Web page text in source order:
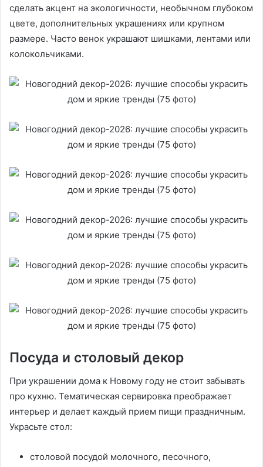
сделать акцент на экологичности, необычном глубоком
цвете, дополнительных украшениях или крупном
размере. Часто венок украшают шишками, лентами или
колокольчиками.
Посуда и столовый декор
При украшении дома к Новому году не стоит забывать
про кухню. Тематическая сервировка преображает
интерьер и делает каждый прием пищи праздничным.
Украсьте стол:
столовой посудой молочного, песочного,